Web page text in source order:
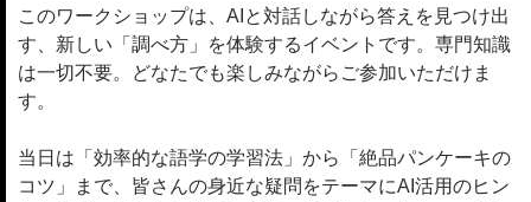
このワークショップは、AIと対話しながら答えを見つけ出
す、新しい「調べ方」を体験するイベントです。専門知識
は一切不要。どなたでも楽しみながらご参加いただけま
す。
当日は「効率的な語学の学習法」から「絶品パンケーキの
コツ」まで、皆さんの身近な疑問をテーマにAI活用のヒン